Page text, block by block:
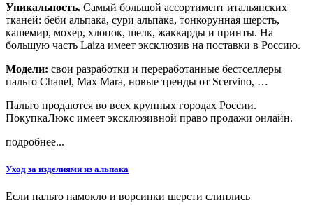
Уникальность. Самый большой ассортимент итальянских
тканей: беби альпака, сури альпака, тонкорунная шерсть,
кашемир, мохер, хлопок, шелк, жаккарды и принты. На
большую часть Laiza имеет эксклюзив на поставки в Россию.
Модели: свои разработки и переработанные бестселлеры
пальто Chanel, Max Mara, новые тренды от Scervino, …
Пальто продаются во всех крупных городах России.
ПокупкаЛюкс имеет эксклюзивной право продажи онлайн.
подробнее...
Уход за изделиями из альпака
Если пальто намокло и ворсинки шерсти слиплись